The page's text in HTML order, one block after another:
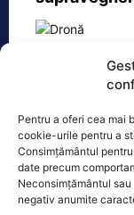
Pentru a oferi cea mai
cookie-urile pentru a
Consimțământul
date precum
Neconsimțământul
negativ anumite
Oficiul de Știri